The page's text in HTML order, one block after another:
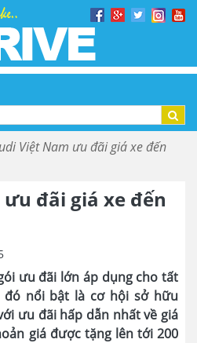
Việt Nam ưu đãi giá xe đến
đãi giá xe đến
ưu đãi lớn áp dụng cho tất
đó nổi bật là cơ hội sở hữu
ưu đãi hấp dẫn nhất về giá
giá được tặng lên tới 200